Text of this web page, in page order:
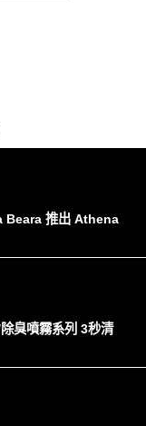
Beara 推出 Athena
臭噴霧系列 3秒清